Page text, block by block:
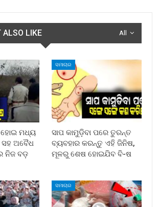
All
ALSO LIKE
ହୋଇ ମଧ୍ୟ
ଅବୈଧ
ନିଜ ବଡ଼
ସମାଚାର
ସାପ କାମୁଡ଼ିବା ପରେ ତୁରନ୍ତ
ବ୍ୟବହାର କରନ୍ତୁ ଏହି ଜିନିଷ,
ମୂଳରୁ ଶେଷ ହୋଇଯିବ ବି-ଷ
ସମାଚାର